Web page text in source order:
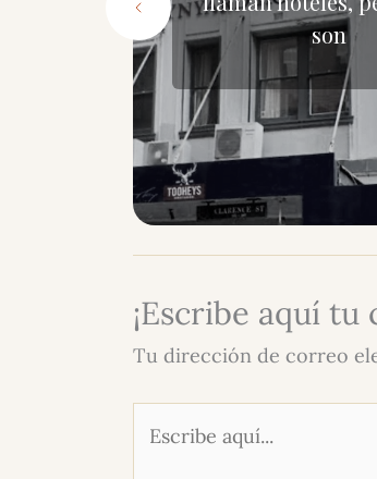
son
¡Escribe aquí
Tu dirección de correo